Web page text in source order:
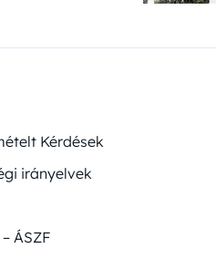
Kérdések
irányelvek
ÁSZF